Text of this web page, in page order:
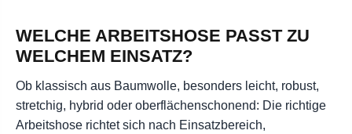
WELCHE ARBEITSHOSE PASST ZU
WELCHEM EINSATZ?
Ob klassisch aus Baumwolle, besonders leicht, robust,
stretchig, hybrid oder oberflächenschonend: Die richtige
Arbeitshose richtet sich nach Einsatzbereich,